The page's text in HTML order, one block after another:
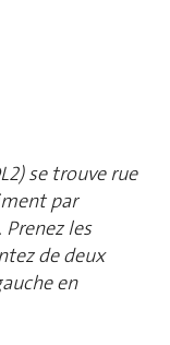
se trouve rue
par
les
de deux
en